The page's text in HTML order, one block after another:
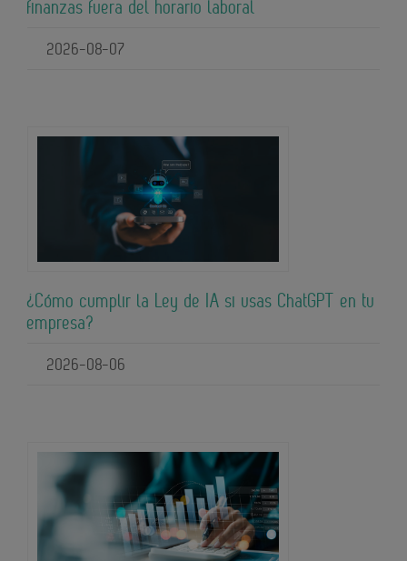
finanzas fuera del horario laboral
2026-08-07
¿Cómo cumplir la Ley de IA si usas ChatGPT en tu
empresa?
2026-08-06